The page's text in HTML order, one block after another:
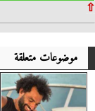
⇧
موضوعات متعلقة